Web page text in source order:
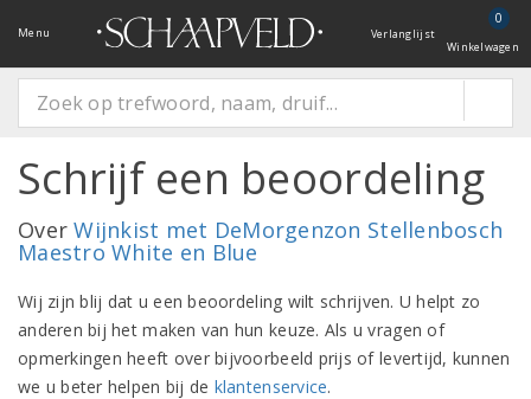
Menu Verlanglijst
0
Winkelwagen
Schrijf een beoordeling
OverWijnkist met DeMorgenzon Stellenbosch
Maestro White en Blue
Wij zijn blij dat u een beoordeling wilt schrijven. U helpt zo
anderen bij het maken van hun keuze. Als u vragen of
opmerkingen heeft over bijvoorbeeld prijs of levertijd, kunnen
we u beter helpen bij de klantenservice.